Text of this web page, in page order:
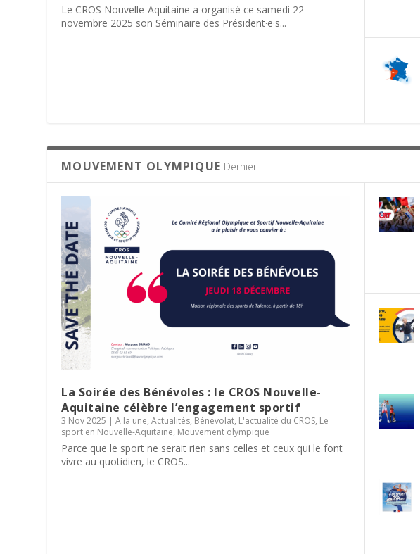
Le CROS Nouvelle-Aquitaine a organisé ce samedi 22
novembre 2025 son Séminaire des Président·e·s...
MOUVEMENT OLYMPIQUE Dernier
La Soirée des Bénévoles : le CROS Nouvelle-
Aquitaine célèbre l’engagement sportif
3 Nov 2025 |A la une,Actualités, Bénévolat, L'actualité du CROS, Le
sport en Nouvelle-Aquitaine, Mouvement olympique
Parce que le sport ne serait rien sans celles et ceux qui le font
vivre au quotidien, le CROS...